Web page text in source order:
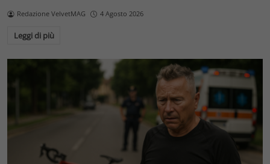
Redazione VelvetMAG 4 Agosto 2026
Leggi di più